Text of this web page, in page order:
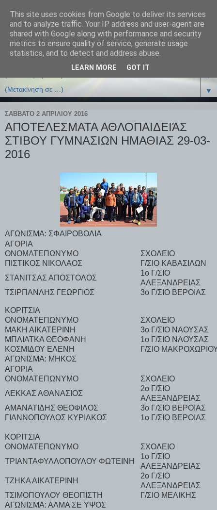
▼
▼
ΣΆΒΒΑΤΟ 2 ΑΠΡΙΛΊΟΥ 2016
ΑΠΟΤΕΛΕΣΜΑΤΑ ΑΘΛΟΠΑΙΔΕΙΆΣ
ΣΤΙΒΟΥ ΓΥΜΝΑΣΙΩΝ ΗΜΑΘΙΑΣ 29-03-
2016
ΑΓΩΝΙΣΜΑ: ΣΦΑΙΡΟΒΟΛΙΑ
ΑΓΟΡΙΑ
ΟΝΟΜΑΤΕΠΩΝΥΜΟ
ΣΧΟΛΕΙΟ
ΠΙΣΤΙΚΟΣ ΝΙΚΟΛΑΟΣ
Γ/ΣΙΟ ΚΑΒΑΣΙΛΩΝ
ΣΤΑΝΙΤΣΑΣ ΑΠΟΣΤΟΛΟΣ
1ο Γ/ΣΙΟ
ΑΛΕΞΑΝΔΡΕΙΑΣ
ΤΣΙΡΠΑΝΛΗΣ ΓΕΩΡΓΙΟΣ
3ο Γ/ΣΙΟ ΒΕΡΟΙΑΣ
ΚΟΡΙΤΣΙΑ
ΟΝΟΜΑΤΕΠΩΝΥΜΟ
ΣΧΟΛΕΙΟ
ΜΑΚΗ ΑΙΚΑΤΕΡΙΝΗ
3ο Γ/ΣΙΟ ΝΑΟΥΣΑΣ
ΜΠΛΙΑΤΚΑ ΘΕΟΦΑΝΗ
1ο Γ/ΣΙΟ ΝΑΟΥΣΑΣ
ΚΟΣΜΙΔΟΥ ΕΛΕΝΗ
Γ/ΣΙΟ
ΑΓΩΝΙΣΜΑ: ΜΗΚΟΣ
ΑΓΟΡΙΑ
ΟΝΟΜΑΤΕΠΩΝΥΜΟ
ΣΧΟΛΕΙΟ
ΛΕΚΚΑΣ ΑΘΑΝΑΣΙΟΣ
2ο Γ/ΣΙΟ
ΑΛΕΞΑΝΔΡΕΙΑΣ
ΑΜΑΝΑΤΙΔΗΣ ΘΕΟΦΙΛΟΣ
3ο Γ/ΣΙΟ ΒΕΡΟΙΑΣ
ΓΙΑΝΝΟΠΟΥΛΟΣ ΚΥΡΙΑΚΟΣ
1ο Γ/ΣΙΟ ΒΕΡΟΙΑΣ
ΚΟΡΙΤΣΙΑ
ΟΝΟΜΑΤΕΠΩΝΥΜΟ
ΣΧΟΛΕΙΟ
ΤΡΙΑΝΤΑΦΥΛΛΟΠΟΥΛΟΥ ΦΩΤΕΙΝΗ
1ο Γ/ΣΙΟ
ΑΛΕΞΑΝΔΡΕΙΑΣ
ΤΖΗΚΑ ΑΙΚΑΤΕΡΙΝΗ
2ο Γ/ΣΙΟ
ΑΛΕΞΑΝΔΡΕΙΑΣ
ΤΣΙΜΟΠΟΥΛΟΥ ΘΕΟΠΙΣΤΗ
Γ/ΣΙΟ ΜΕΛΙΚΗΣ
ΑΓΩΝΙΣΜΑ: ΑΛΜΑ ΣΕ ΥΨΟΣ
This site uses cookies from Google to deliver its services
and to analyze traffic. Your IP address and user-agent are
shared with Google along with performance and security
metrics to ensure quality of service, generate usage
statistics, and to detect and address abuse.
LEARN MORE GOT IT